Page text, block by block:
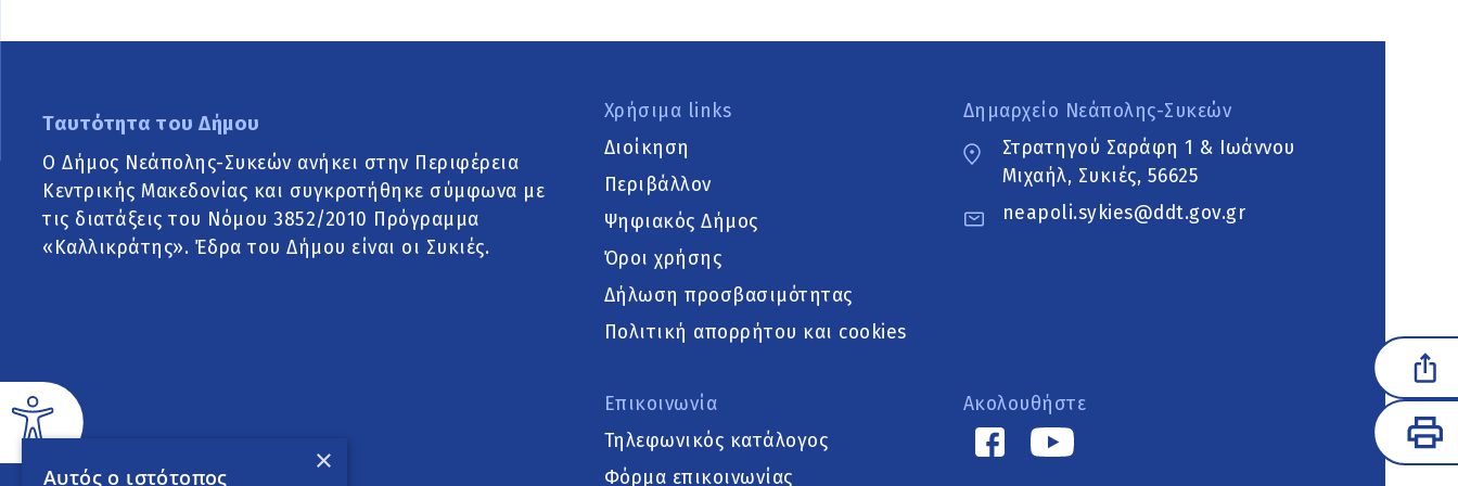
Ταυτότητα του Δήμου
Ο Δήμος Νεάπολης-Συκεών ανήκει στην Περιφέρεια
Κεντρικής Μακεδονίας και συγκροτήθηκε σύμφωνα με
τις διατάξεις του Νόμου 3852/2010 Πρόγραμμα
«Καλλικράτης». Έδρα του Δήμου είναι οι Συκιές.
Χρήσιμα links
Διοίκηση
Περιβάλλον
Ψηφιακός Δήμος
Όροι χρήσης
Δήλωση προσβασιμότητας
Πολιτική απορρήτου και cookies
Επικοινωνία
Τηλεφωνικός κατάλογος
Φόρμα επικοινωνίας
Δημαρχείο Νεάπολης-Συκεών
Στρατηγού Σαράφη 1 & Ιωάννου
Μιχαήλ, Συκιές, 56625
neapoli.sykies@ddt.gov.gr
Ακολουθήστε
×
Αυτός ο ιστότοπος